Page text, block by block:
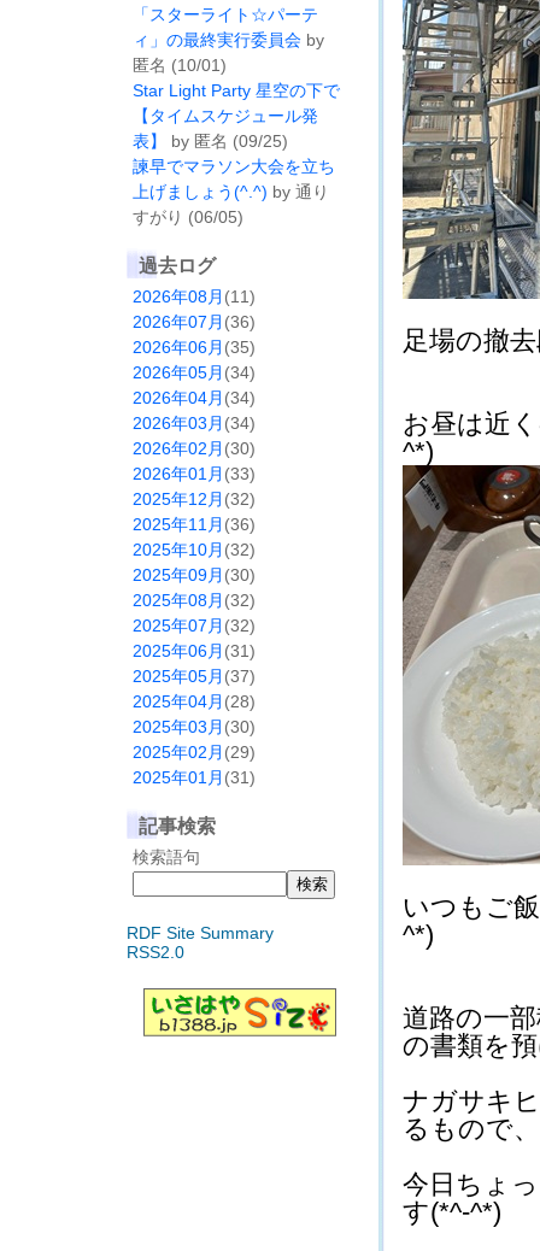
「スターライト☆パーテ
ィ」の最終実行委員会 by
匿名 (10/01)
Star Light Party 星空の下で
【タイムスケジュール発
表】
by 匿名 (09/25)
諫早でマラソン大会を立ち
上げましょう(^.^) by 通り
すがり (06/05)
過去ログ
2026年08月 (11)
2026年07月 (36)
2026年06月 (35)
2026年05月 (34)
2026年04月 (34)
2026年03月 (34)
2026年02月 (30)
2026年01月 (33)
2025年12月 (32)
2025年11月 (36)
2025年10月 (32)
2025年09月 (30)
2025年08月 (32)
2025年07月 (32)
2025年06月 (31)
2025年05月 (37)
2025年04月 (28)
2025年03月 (30)
2025年02月 (29)
2025年01月 (31)
記事検索
検索語句
RDF Site Summary
RSS2.0
足場の撤
お昼は近
^*)
いつもご
^*)
道路の一
の書類を
ナガサキ
るもので
今日ちょ
す(*^-^*)